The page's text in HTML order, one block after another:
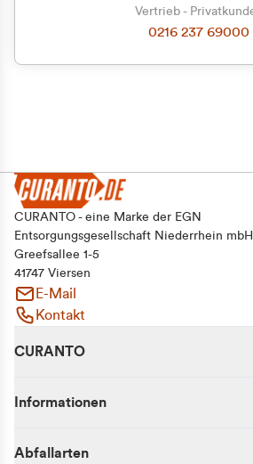
Vertrieb -
0216 237 69000
CURANTO - eine Marke der EGN
Entsorgungsgesellschaft Niederrhein mbH
Greefsallee 1-5
41747 Viersen
E-Mail
Kontakt
CURANTO
Informationen
Abfallarten